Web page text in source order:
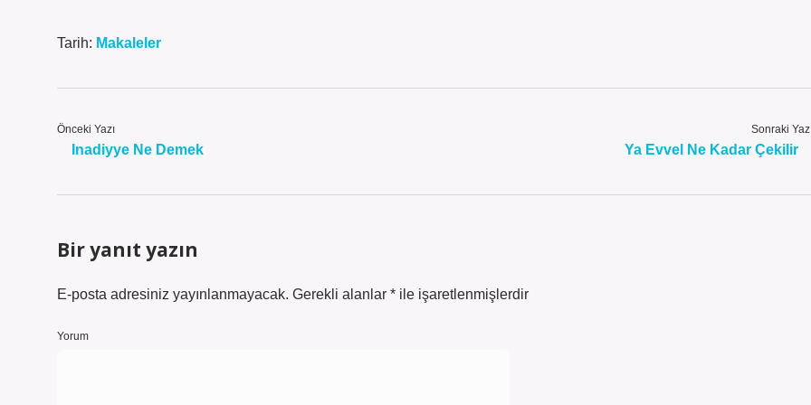
Tarih: Makaleler
Önceki Yazı
Inadiyye Ne Demek
Sonraki
Ya Evvel Ne Kadar Çekilir
Bir yanıt yazın
E-posta adresiniz yayınlanmayacak. Gerekli alanlar * ile işaretlenmişlerdir
Yorum